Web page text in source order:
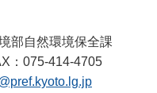
部自然環境保全課
：075-414-4705